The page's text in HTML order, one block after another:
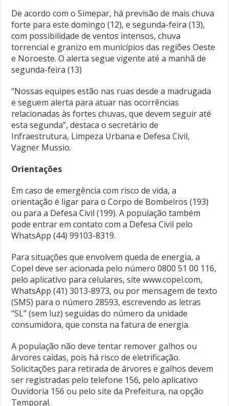
De acordo com o Simepar, há previsão de mais chuva
forte para este domingo (12), e segunda-feira (13),
com possibilidade de ventos intensos, chuva
torrencial e granizo em municípios das regiões Oeste
e Noroeste. O alerta segue vigente até a manhã de
segunda-feira (13)
“Nossas equipes estão nas ruas desde a madrugada
e seguem alerta para atuar nas ocorrências
relacionadas às fortes chuvas, que devem seguir até
esta segunda”, destaca o secretário de
Infraestrutura, Limpeza Urbana e Defesa Civil,
Vagner Mussio.
Orientações
Em caso de emergência com risco de vida, a
orientação é ligar para o Corpo de Bombeiros (193)
ou para a Defesa Civil (199). A população também
pode entrar em contato com a Defesa Civil pelo
WhatsApp (44) 99103-8319.
Para situações que envolvem queda de energia, a
Copel deve ser acionada pelo número 0800 51 00 116,
pelo aplicativo para celulares, site www.copel.com,
WhatsApp (41) 3013-8973, ou por mensagem de texto
(SMS) para o número 28593, escrevendo as letras
“SL” (sem luz) seguidas do número da unidade
consumidora, que consta na fatura de energia.
A população não deve tentar remover galhos ou
árvores caídas, pois há risco de eletrificação.
Solicitações para retirada de árvores e galhos devem
ser registradas pelo telefone 156, pelo aplicativo
Ouvidoria 156 ou pelo site da Prefeitura, na opção
Temporal.